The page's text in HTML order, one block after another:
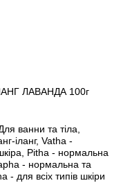
ЛАВАНДА 100г
ванни та тіла,
іланг, Vatha -
Pitha - нормальна
- нормальна та
- для всіх типів шкіри